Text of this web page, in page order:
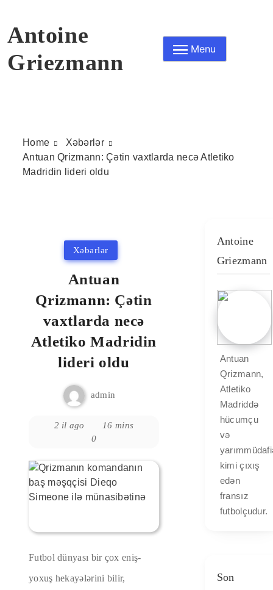
content
Antoine
Griezmann
Menu
Home
Xəbərlər
Antuan Qrizmann: Çətin vaxtlarda necə Atletiko
Madridin lideri oldu
Xəbərlər
Antuan
Qrizmann: Çətin
vaxtlarda necə
Atletiko Madridin
lideri oldu
admin
2 il ago
16 mins
0
Futbol dünyası bir çox eniş-
yoxuş hekayələrini bilir,
Antoine
Griezmann
Antuan
Qrizmann,
Atletiko
Madriddə
hücumçu
və
kimi çıxış
edən
fransız
futbolçudur.
Son